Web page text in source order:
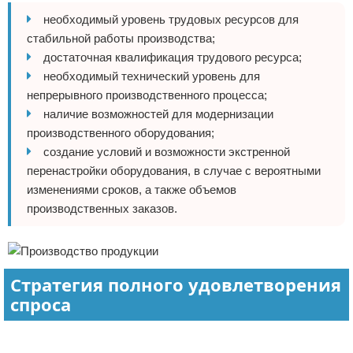
необходимый уровень трудовых ресурсов для
стабильной работы производства;
достаточная квалификация трудового ресурса;
необходимый технический уровень для
непрерывного производственного процесса;
наличие возможностей для модернизации
производственного оборудования;
создание условий и возможности экстренной
перенастройки оборудования, в случае с вероятными
изменениями сроков, а также объемов
производственных заказов.
Стратегия полного удовлетворения
спроса